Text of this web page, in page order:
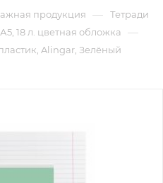
продукция — Тетради
18 л. цветная обложка —
Alingar, Зелёный